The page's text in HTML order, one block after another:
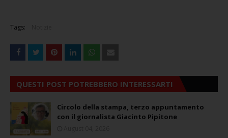
Tags:
QUESTI POST POTREBBERO INTERESSARTI
Circolo della stampa, terzo appuntamento
con il giornalista Giacinto Pipitone